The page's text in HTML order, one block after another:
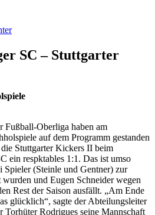
SC – Stuttgarter
Oberliga haben am
auf dem Programm gestanden
Stuttgarter Kickers II beim
ein respktables 1:1. Das ist umso
(Steinle und Gentner) zur
wurden und Eugen Schneider wegen
Rest der Saison ausfällt. „Am Ende
glücklich“, sagte der Abteilungsleiter
Rodrigues seine Mannschaft